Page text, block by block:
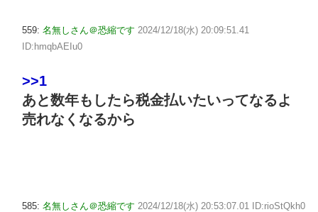
559: 名無しさん＠恐縮です 2024/12/18(水) 20:09:51.41
ID:hmqbAEIu0
>>1
あと数年もしたら税金払いたいってなるよ
売れなくなるから
585: 名無しさん＠恐縮です 2024/12/18(水) 20:53:07.01 ID:rioStQkh0